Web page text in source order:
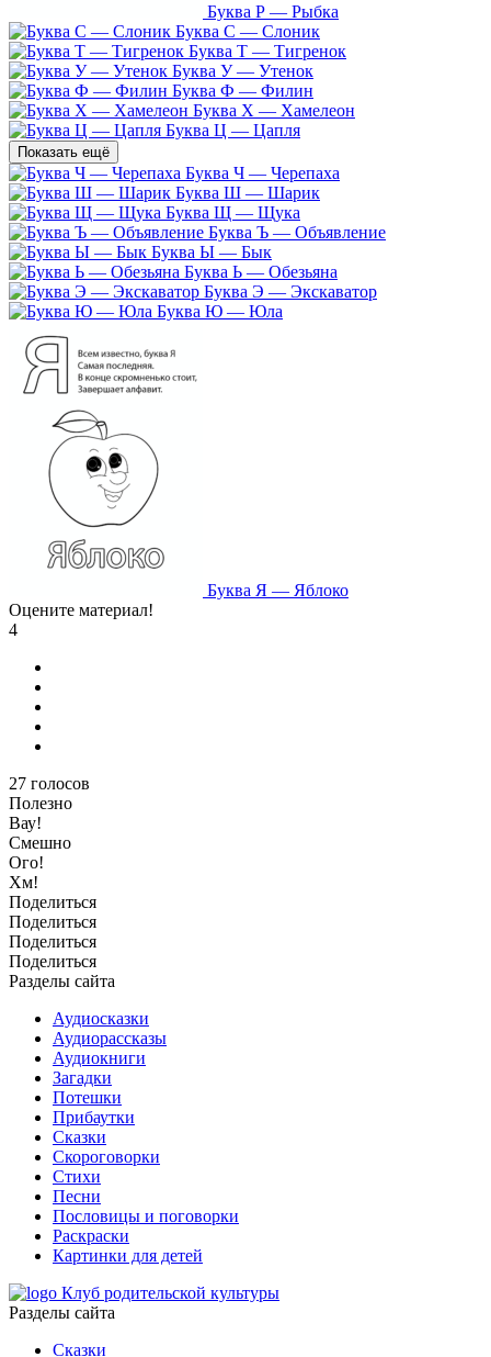
Буква Р — Рыбка
Буква С — Слоник
Буква Т — Тигренок
Буква У — Утенок
Буква Ф — Филин
Буква Х — Хамелеон
Буква Ц — Цапля
Показать ещё
Буква Ч — Черепаха
Буква Ш — Шарик
Буква Щ — Щука
Буква Ъ — Объявление
Буква Ы — Бык
Буква Ь — Обезьяна
Буква Э — Экскаватор
Буква Ю — Юла
Буква Я — Яблоко
Оцените материал!
4
27 голосов
Полезно
Вау!
Смешно
Ого!
Хм!
Поделиться
Поделиться
Поделиться
Поделиться
Разделы сайта
Аудиосказки
Аудиорассказы
Аудиокниги
Загадки
Потешки
Прибаутки
Сказки
Скороговорки
Стихи
Песни
Пословицы и поговорки
Раскраски
Картинки для детей
Клуб родительской культуры
Разделы сайта
Сказки